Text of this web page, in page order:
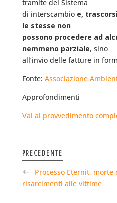
tramite del Sistema
di interscambio e,
le stesse non
possono procedere ad
nemmeno parziale, sino
all’invio delle fatture in
Fonte: Associazione
Approfondimenti
Vai al provvedimento
PRECEDENTE
Processo Eternit,
risarcimenti alle vittime